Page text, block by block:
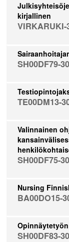
kirjallinen
VIRKARUKI-
SH00DF79-
TE00DM13-
Valinnainen
SH00DF75-
Nursing
BA00DO15-
SH00DF83-